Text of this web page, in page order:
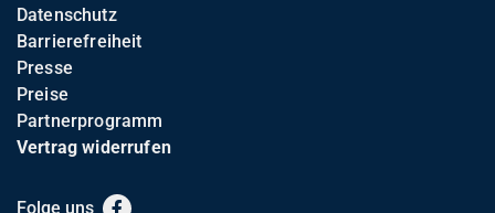
Datenschutz
Barrierefreiheit
Presse
Preise
Partnerprogramm
Vertrag widerrufen
Folge uns Facebook